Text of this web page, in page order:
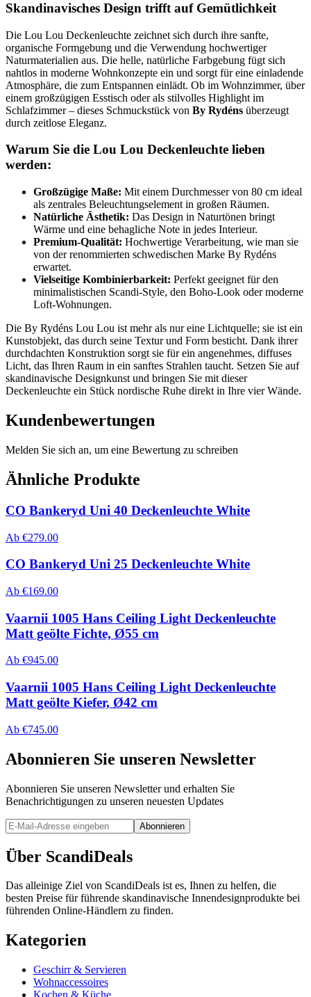
Skandinavisches Design trifft auf Gemütlichkeit
Die Lou Lou Deckenleuchte zeichnet sich durch ihre sanfte,
organische Formgebung und die Verwendung hochwertiger
Naturmaterialien aus. Die helle, natürliche Farbgebung fügt sich
nahtlos in moderne Wohnkonzepte ein und sorgt für eine einladende
Atmosphäre, die zum Entspannen einlädt. Ob im Wohnzimmer, über
einem großzügigen Esstisch oder als stilvolles Highlight im
Schlafzimmer – dieses Schmuckstück von By Rydéns überzeugt
durch zeitlose Eleganz.
Warum Sie die Lou Lou Deckenleuchte lieben
werden:
Großzügige Maße: Mit einem Durchmesser von 80 cm ideal
als zentrales Beleuchtungselement in großen Räumen.
Natürliche Ästhetik: Das Design in Naturtönen bringt
Wärme und eine behagliche Note in jedes Interieur.
Premium-Qualität: Hochwertige Verarbeitung, wie man sie
von der renommierten schwedischen Marke By Rydéns
erwartet.
Vielseitige Kombinierbarkeit: Perfekt geeignet für den
minimalistischen Scandi-Style, den Boho-Look oder moderne
Loft-Wohnungen.
Die By Rydéns Lou Lou ist mehr als nur eine Lichtquelle; sie ist ein
Kunstobjekt, das durch seine Textur und Form besticht. Dank ihrer
durchdachten Konstruktion sorgt sie für ein angenehmes, diffuses
Licht, das Ihren Raum in ein sanftes Strahlen taucht. Setzen Sie auf
skandinavische Designkunst und bringen Sie mit dieser
Deckenleuchte ein Stück nordische Ruhe direkt in Ihre vier Wände.
Kundenbewertungen
Melden Sie sich an, um eine Bewertung zu schreiben
Ähnliche Produkte
CO Bankeryd Uni 40 Deckenleuchte White
Ab €279.00
CO Bankeryd Uni 25 Deckenleuchte White
Ab €169.00
Vaarnii 1005 Hans Ceiling Light Deckenleuchte
Matt geölte Fichte, Ø55 cm
Ab €945.00
Vaarnii 1005 Hans Ceiling Light Deckenleuchte
Matt geölte Kiefer, Ø42 cm
Ab €745.00
Abonnieren Sie unseren Newsletter
Abonnieren Sie unseren Newsletter und erhalten Sie
Benachrichtigungen zu unseren neuesten Updates
Abonnieren
Über ScandiDeals
Das alleinige Ziel von ScandiDeals ist es, Ihnen zu helfen, die
besten Preise für führende skandinavische Innendesignprodukte bei
führenden Online-Händlern zu finden.
Kategorien
Geschirr & Servieren
Wohnaccessoires